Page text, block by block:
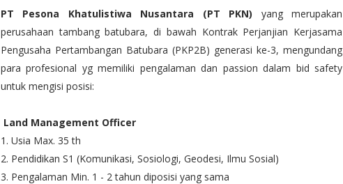
PT Pesona Khatulistiwa Nusantara (PT PKN) yang merupakan
perusahaan tambang batubara, di bawah Kontrak Perjanjian Kerjasama
Pengusaha Pertambangan Batubara (PKP2B) generasi ke-3, mengundang
para profesional yg memiliki pengalaman dan passion dalam bid safety
untuk mengisi posisi:
Land Management Officer
1. Usia Max. 35 th
2. Pendidikan S1 (Komunikasi, Sosiologi, Geodesi, Ilmu Sosial)
3. Pengalaman Min. 1 - 2 tahun diposisi yang sama